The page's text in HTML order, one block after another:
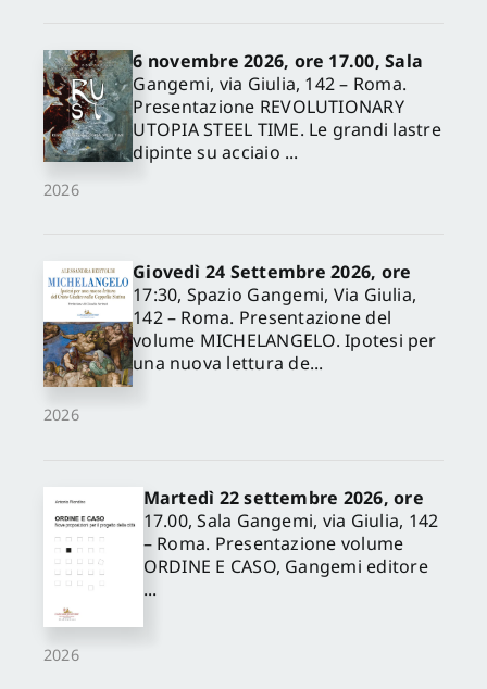
2026
6 novembre 2026, ore 17.00, Sala
Gangemi, via Giulia, 142 – Roma.
Presentazione REVOLUTIONARY
UTOPIA STEEL TIME. Le grandi lastre
dipinte su acciaio ...
2026
Giovedì 24 Settembre 2026, ore
17:30, Spazio Gangemi, Via Giulia,
142 – Roma. Presentazione del
volume MICHELANGELO. Ipotesi per
una nuova lettura de...
2026
Martedì 22 settembre 2026, ore
17.00, Sala Gangemi, via Giulia, 142
– Roma. Presentazione volume
ORDINE E CASO, Gangemi editore
...